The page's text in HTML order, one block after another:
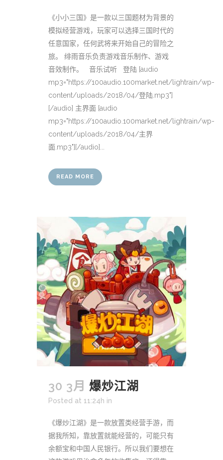
《小小三国》是一款以三国题材为背景的
模拟经营游戏，玩家可以选择三国时代的
任意国家，任何武将来开始自己的冒险之
旅。 绯雨音乐负责游戏音乐制作、游戏
音效制作。 音乐试听 登陆 [audio
mp3="https://100audio.100market.net/lightrain/wp-
content/uploads/2018/04/登陆.mp3"]
[/audio] 主界面 [audio
mp3="https://100audio.100market.net/lightrain/wp-
content/uploads/2018/04/主界
面.mp3"][/audio]...
READ MORE
30 3月 爆炒江湖
Posted at 11:24h in
《爆炒江湖》是一款放置类经营手游，而
据我所知，靠放置就能经营的，可能只有
余额宝和中国人民银行。所以我们要想在